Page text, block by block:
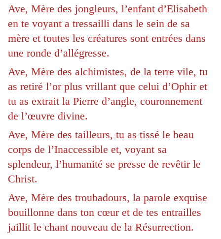
Ave, Mère des jongleurs, l’enfant d’Elisabeth
en te voyant a tressailli dans le sein de sa
mère et toutes les créatures sont entrées dans
une ronde d’allégresse.
Ave, Mère des alchimistes, de la terre vile, tu
as retiré l’or plus vrillant que celui d’Ophir et
tu as extrait la Pierre d’angle, couronnement
de l’œuvre divine.
Ave, Mère des tailleurs, tu as tissé le beau
corps de l’Inaccessible et, voyant sa
splendeur, l’humanité se presse de revêtir le
Christ.
Ave, Mère des troubadours, la parole exquise
bouillonne dans ton cœur et de tes entrailles
jaillit le chant nouveau de la Résurrection.